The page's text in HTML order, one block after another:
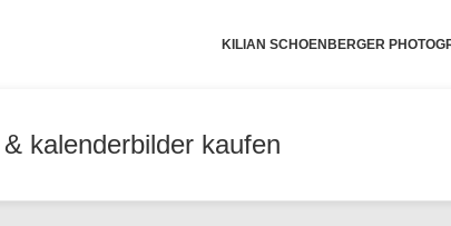
KILIAN SCHOENBERGER
kalenderbilder kaufen